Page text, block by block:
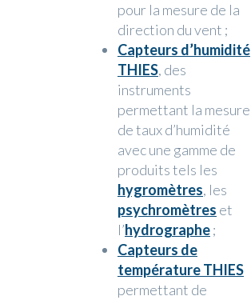
pour la mesure de la
direction du vent ;
Capteurs d’humidité
THIES, des
instruments
permettant la mesure
de taux d’humidité
avec une gamme de
produits tels les
hygromètres, les
psychromètres et
l’hydrographe;
Capteurs de
température THIES
permettant de